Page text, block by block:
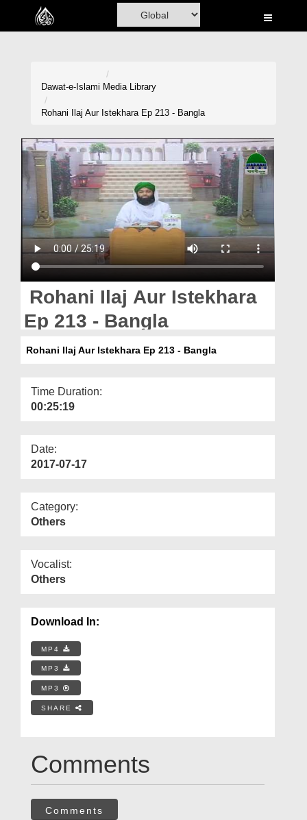
Home
Volunteer Portal
Rohani Ilaj
Donation
Blog
Magazine
Dawat-e-Islami Media Library
Rohani Ilaj Aur Istekhara Ep 213 - Bangla
Rohani Ilaj Aur Istekhara
Ep 213 - Bangla
Rohani Ilaj Aur Istekhara Ep 213 - Bangla
Time Duration:
00:25:19
Date:
2017-07-17
Category:
Others
Vocalist:
Others
Download In:
MP4
MP3
MP3
SHARE
Comments
Comments